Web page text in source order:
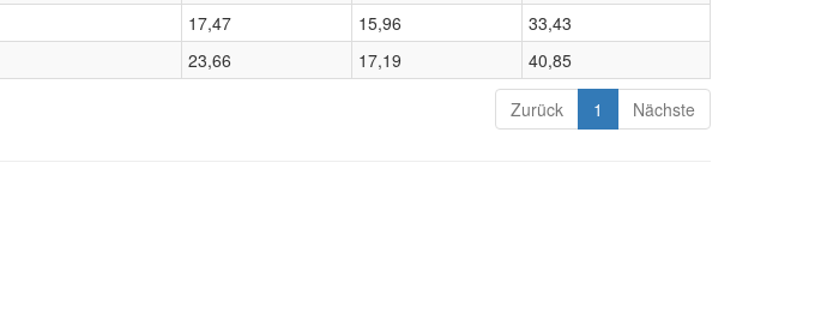
17,47 15,96
33,43
23,66 17,19
40,85
Zurück 1 Nächste